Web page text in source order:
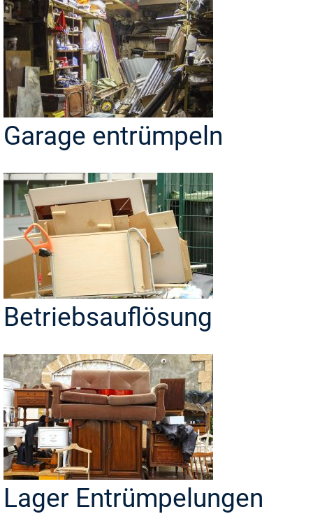
Garage entrümpeln
Betriebsauflösung
Lager Entrümpelungen